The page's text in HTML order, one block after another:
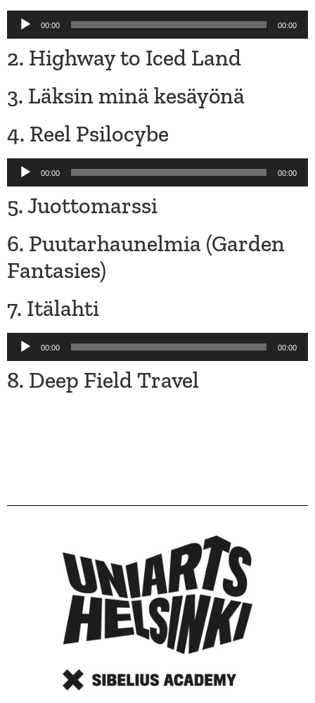
Audio
Player
00:00 00:00
2. Highway to Iced Land
3. Läksin minä kesäyönä
4. Reel Psilocybe
Audio
Player
00:00 00:00
5. Juottomarssi
6. Puutarhaunelmia (Garden
Fantasies)
7. Itälahti
Audio
Player
00:00 00:00
8. Deep Field Travel